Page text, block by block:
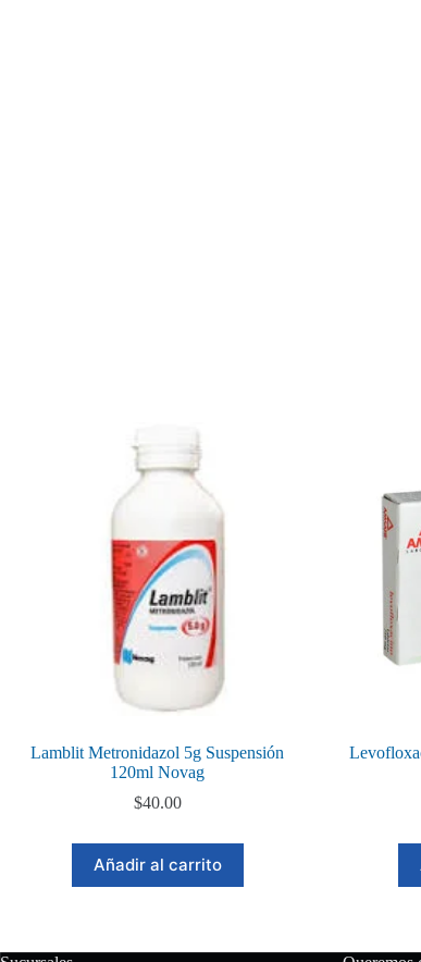
Lamblit Metronidazol 5g Suspensión
120ml Novag
$40.00
Añadir al carrito